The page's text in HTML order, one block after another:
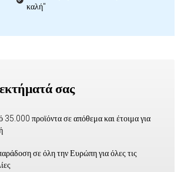
καλή"
σας
προϊόντα σε απόθεμα και έτοιμα για
σε όλη την Ευρώπη για όλες τις